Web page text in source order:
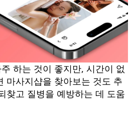
하는 것이 좋지만, 시간이 없
마사지샵을 찾아보는 것도 추
찾고 질병을 예방하는 데 도움